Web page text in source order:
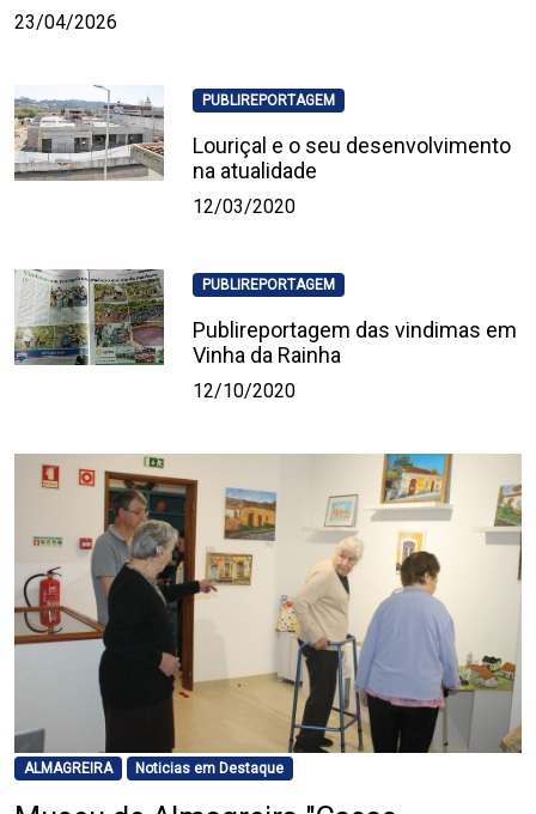
23/04/2026
PUBLIREPORTAGEM
Louriçal e o seu desenvolvimento
na atualidade
12/03/2020
PUBLIREPORTAGEM
Publireportagem das vindimas em
Vinha da Rainha
12/10/2020
ALMAGREIRA Noticias em Destaque